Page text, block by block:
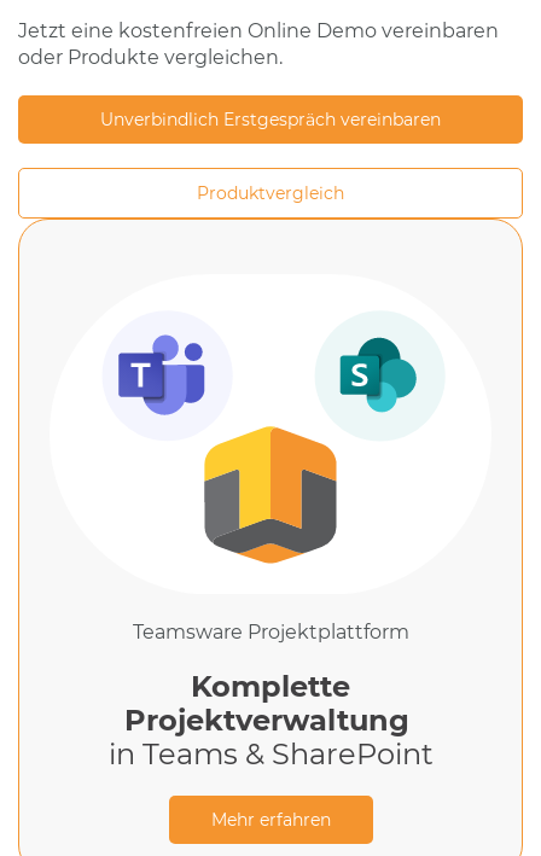
Jetzt eine kostenfreien Online Demo vereinbaren
oder Produkte vergleichen.
Unverbindlich Erstgespräch vereinbaren
Produktvergleich
Teamsware Projektplattform
Komplette
Projektverwaltung
in Teams & SharePoint​
Mehr erfahren